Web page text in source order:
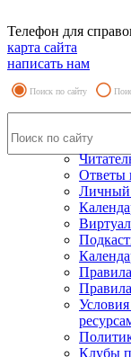
Телефон для
карта сайта
написать нам
Поиск по сайту
Ответы
Личный
Клубы